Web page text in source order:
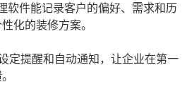
软件能记录客户的偏好、需求和历
化的装修方案。
定提醒和自动通知，让企业在第一